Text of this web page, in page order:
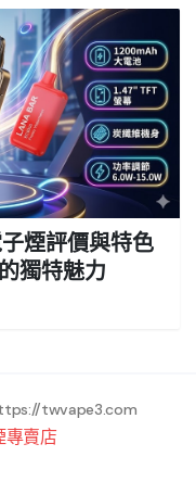
煙評價與特色
獨特魅力
twvape3.com
專賣店